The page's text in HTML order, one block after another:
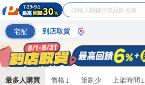
宅配 到店取貨
最多人購買 價格↓ 筆劃少 上架時間↓